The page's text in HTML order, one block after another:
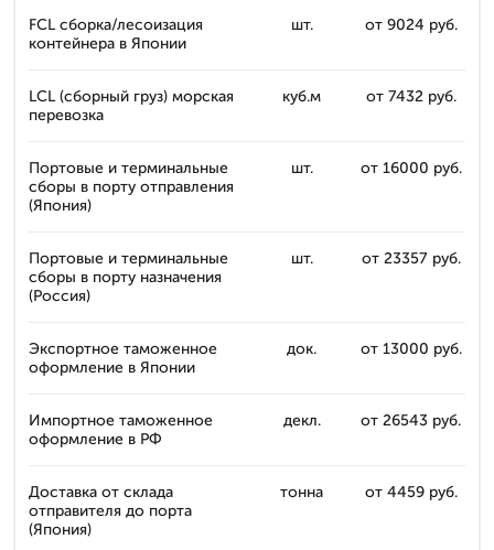
FCL сборка/лесоизация
контейнера в Японии
шт. от 9024 руб.
LCL (сборный груз) морская
перевозка
куб.м от 7432 руб.
Портовые и терминальные
сборы в порту отправления
(Япония)
шт. от 16000 руб.
Портовые и терминальные
сборы в порту назначения
(Россия)
шт. от 23357 руб.
Экспортное таможенное
оформление в Японии
док. от 13000 руб.
Импортное таможенное
оформление в РФ
декл. от 26543 руб.
Доставка от склада
отправителя до порта
(Япония)
тонна от 4459 руб.